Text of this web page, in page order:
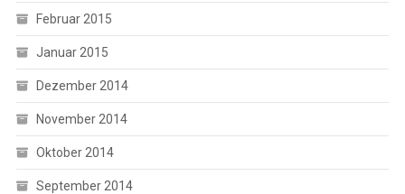
Februar 2015
Januar 2015
Dezember 2014
November 2014
Oktober 2014
September 2014